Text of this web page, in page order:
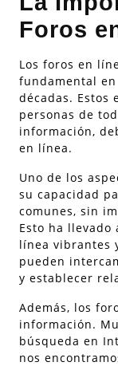
Foros
Los foros en
fundamental
décadas. Estos
personas de
información,
en línea.
Uno de los
su capacidad
comunes, sin
Esto ha llevado
línea vibrantes
pueden
y establecer
Además, los
información.
búsqueda en
nos